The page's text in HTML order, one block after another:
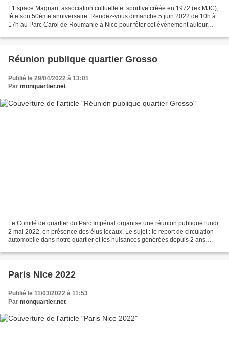
L'Espace Magnan, association cultuelle et sportive créée en 1972 (ex MJC),
fête son 50ème anniversaire. Rendez-vous dimanche 5 juin 2022 de 10h à
17h au Parc Carol de Roumanie à Nice pour fêter cet évènement autour
Réunion publique quartier Grosso
Publié le 29/04/2022 à 13:01
Par monquartier.net
Le Comité de quartier du Parc Impérial organise une réunion publique lundi
2 mai 2022, en présence des élus locaux. Le sujet : le report de circulation
automobile dans notre quartier et les nuisances générées depuis 2 ans
Paris Nice 2022
Publié le 11/03/2022 à 11:53
Par monquartier.net